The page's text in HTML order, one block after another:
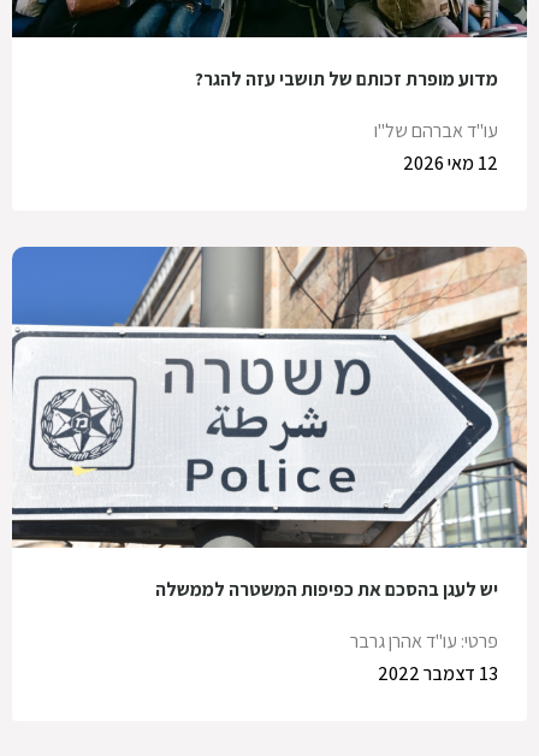
מדוע מופרת זכותם של תושבי עזה להגר?
עו"ד אברהם של"ו
12 מאי 2026
יש לעגן בהסכם את כפיפות המשטרה לממשלה
פרטי: עו"ד אהרן גרבר
13 דצמבר 2022